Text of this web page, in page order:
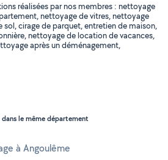
réalisées par nos membres : nettoyage
nettoyage de vitres, nettoyage
cirage de parquet, entretien de maison,
nettoyage de location de vacances,
après un déménagement,
le même département
à Angoulême